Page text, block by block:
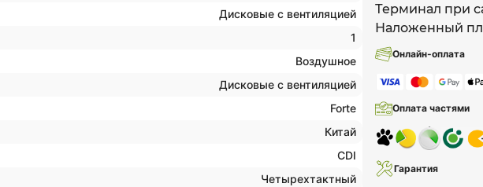
Дисковые с вентиляцией
1
Воздушное
Дисковые с вентиляцией
Forte
Китай
CDI
Четырехтактный
Терминал при
Наложенный
Онлайн-оплата
Оплата частями
Гарантия